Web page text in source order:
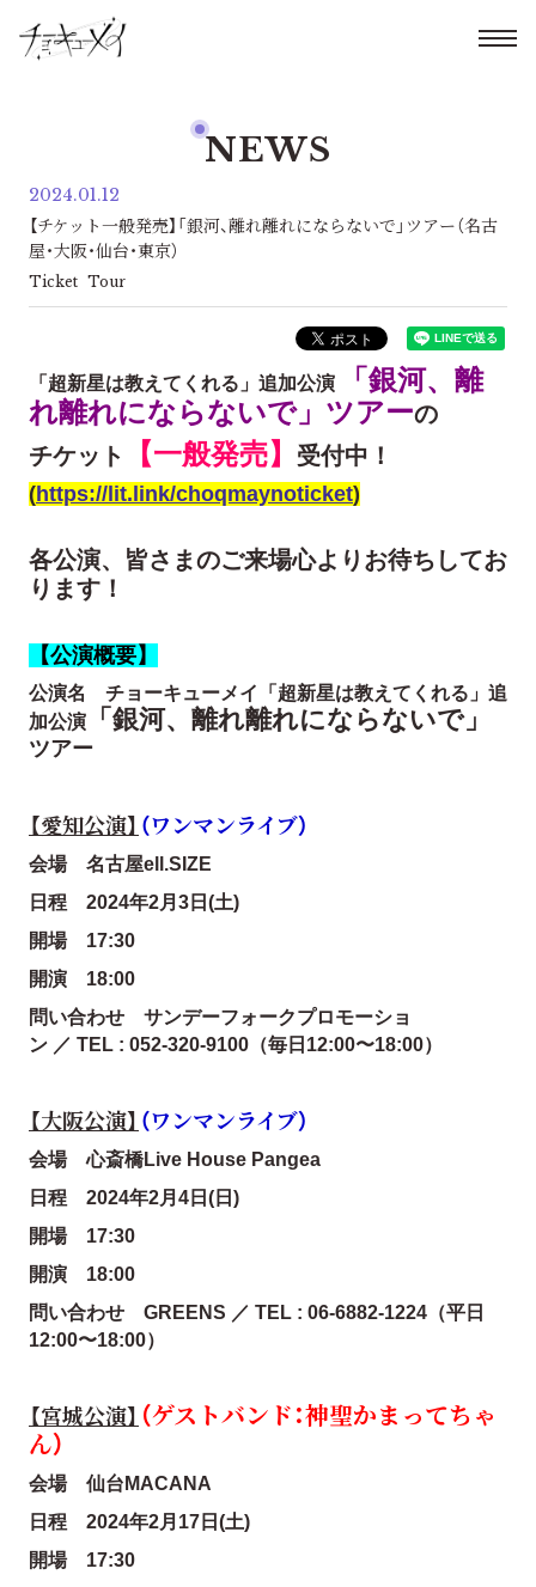
NEWS
2024.01.12
【チケット一般発売】「銀河、離れ離れにならないで」ツアー（名古
屋・大阪・仙台・東京）
Ticket Tour
「超新星は教えてくれる」追加公演
「銀河、離
れ離れにならないで」ツアーの
チケット
【一般発売】 受付中！
(https://lit.link/choqmaynoticket)
各公演、皆さまのご来場心よりお待ちしてお
ります！
【公演概要】
公演名 チョーキューメイ「 超新星は教えてくれる」追
加公演
「銀河、離れ離れにならないで」
ツアー
【愛知公演】 （ワンマンライブ）
会場 名古屋ell.SIZE
日程 2024年2月3日(土)
開場 17:30
開演 18:00
問い合わせ サンデーフォークプロモーショ
ン ／ TEL : 052-320-9100（毎日12:00〜18:00）
【大阪公演】 （ワンマンライブ）
会場 心斎橋Live House Pangea
日程 2024年2月4日(日)
開場 17:30
開演 18:00
問い合わせ GREENS ／ TEL : 06-6882-1224（平日
12:00〜18:00）
【宮城公演】 （ゲストバンド：神聖かまってちゃ
ん）
会場 仙台MACANA
日程 2024年2月17日(土)
開場 17:30